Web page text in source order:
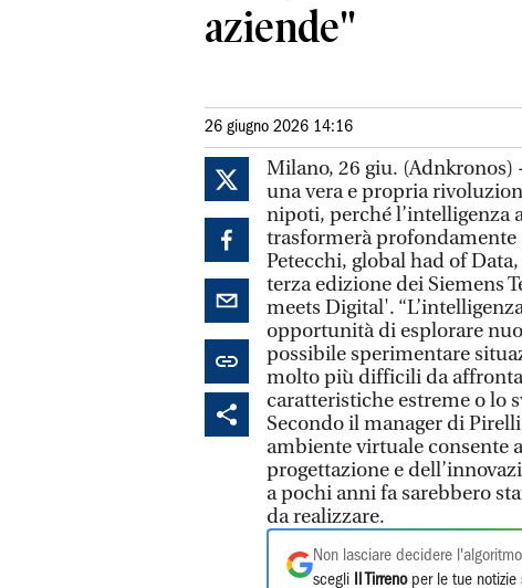
aziende"
26 giugno 2026 14:16
Milano, 26 giu.
una vera e propria
nipoti, perché l’intelligenza
trasformerà profondamente
Petecchi, global had of
terza edizione dei Siemens
meets Digital'.
opportunità di esplorare
possibile sperimentare
molto più difficili da
caratteristiche estreme o
Secondo il manager di
ambiente virtuale consente
progettazione e
a pochi anni fa sarebbero
da realizzare.
Non lasciare decidere
scegli
Il Tirrenoper le tue notizie